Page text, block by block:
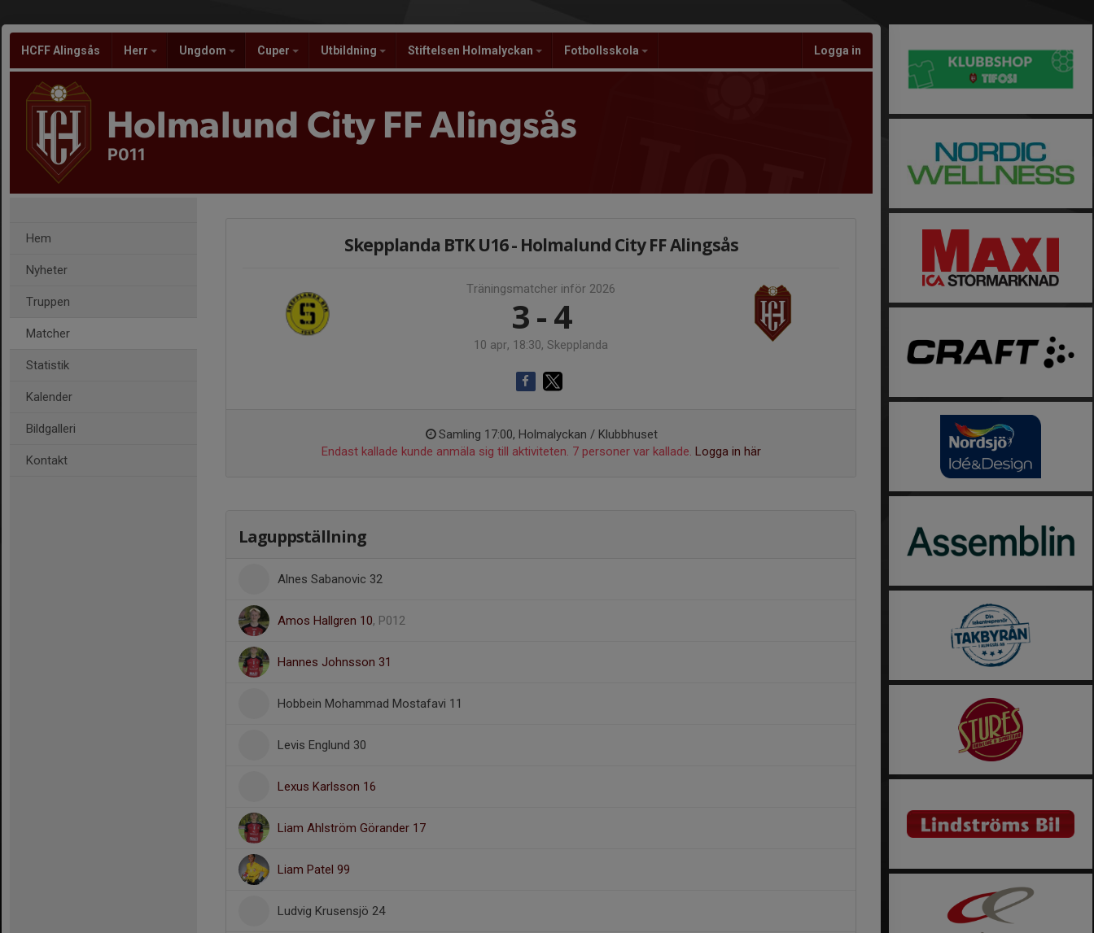
HCFF Alingsås Herr Ungdom Cuper Utbildning Stiftelsen Holmalyckan Fotbollsskola Logga in
Holmalund City FF Alingsås
P011
Hem
Nyheter
Truppen
Matcher
Statistik
Kalender
Bildgalleri
Kontakt
Skepplanda BTK U16 - Holmalund City FF Alingsås
Träningsmatcher inför 2026
3 - 4
10 apr, 18:30, Skepplanda
Samling 17:00, Holmalyckan / Klubbhuset
Endast kallade kunde anmäla sig till aktiviteten. 7 personer var kallade. Logga in här
Laguppställning
Alnes Sabanovic 32
Amos Hallgren 10, P012
Hannes Johnsson 31
Hobbein Mohammad Mostafavi 11
Levis Englund 30
Lexus Karlsson 16
Liam Ahlström Görander 17
Liam Patel 99
Ludvig Krusensjö 24